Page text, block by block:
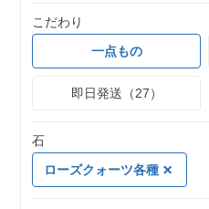
こだわり
一点もの
即日発送（27）
石
ローズクォーツ各種